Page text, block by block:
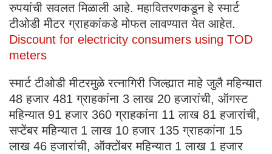
रुपयांची सवलत मिळाली आहे. महावितरणकडून हे स्मार्ट
टीओडी मीटर ग्राहकांकडे मोफत लावण्यात येत आहेत.
Discount for electricity consumers using TOD
meters
स्मार्ट टीओडी मीटरमुळे रत्नागिरी जिल्ह्यात माहे जुलै महिन्यात
48 हजार 481 ग्राहकांना 3 लाख 20 हजारांची, ऑगस्ट
महिन्यात 91 हजार 360 ग्राहकांना 11 लाख 81 हजारांची,
सप्टेंबर महिन्यात 1 लाख 10 हजार 135 ग्राहकांना 15
लाख 46 हजारांची, ऑक्टोंबर महिन्यात 1 लाख 1 हजार